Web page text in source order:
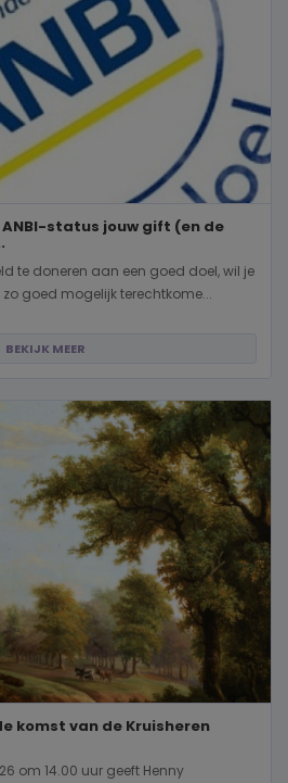
ANBI-status jouw gift (en de
te doneren aan een goed doel, wil je
goed mogelijk terechtkome...
BEKIJK MEER
komst van de Kruisheren
om 14.00 uur geeft Henny